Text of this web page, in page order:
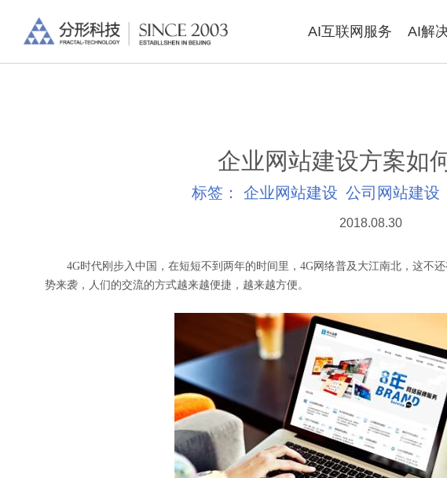
AI互联网服务 AI解
企业网站建设方案如
标签： 企业网站建设 公司网站建设
2018.08.30
4G时代刚步入中国，在短短不到两年的时间里，4G网络普及大江南北，这不还
势来袭，人们的交流的方式越来越便捷，越来越方便。